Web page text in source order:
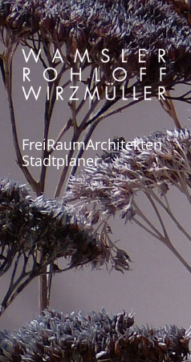
FreiRaumArchitekten
Stadtplaner